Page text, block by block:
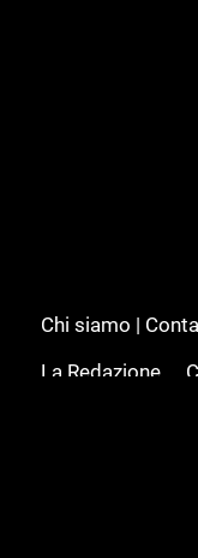
Chi siamo |
La Redazione